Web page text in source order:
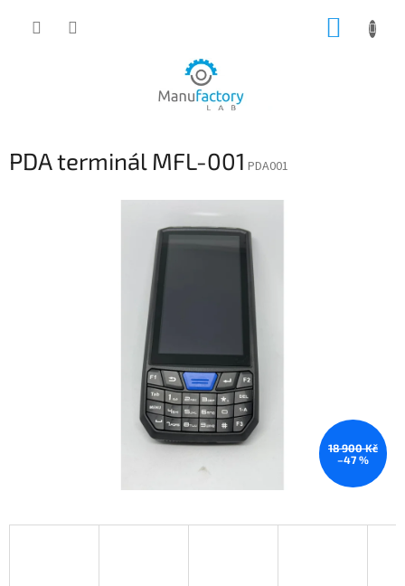
PDA terminál MFL-001 PDA001
18 900 Kč
–47 %